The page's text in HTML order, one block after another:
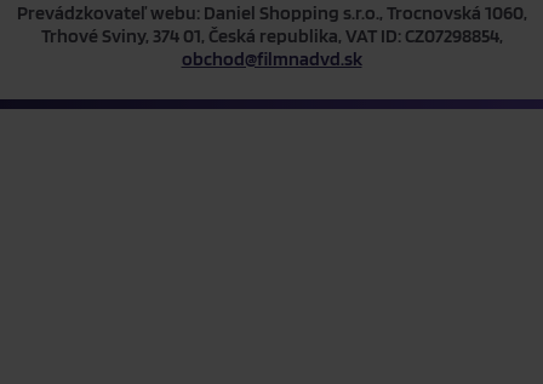
Prevádzkovateľ webu: Daniel Shopping s.r.o., Trocnovská 1060,
Trhové Sviny, 374 01, Česká republika, VAT ID: CZ07298854,
obchod@filmnadvd.sk